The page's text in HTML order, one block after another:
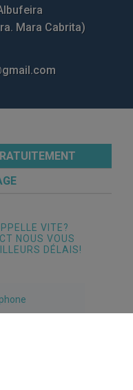
Mara Cabrita)
VITE?
NOUS VOUS
DÉLAIS!